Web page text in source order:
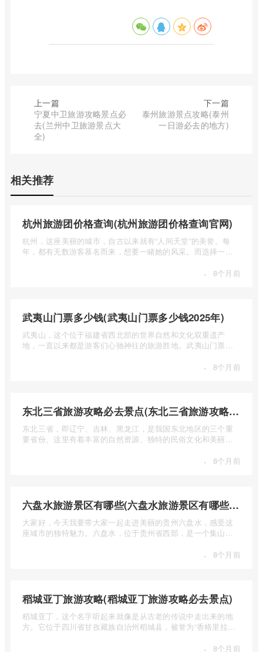
上一篇
宁夏中卫旅游攻略景点必
去(兰州中卫旅游景点大
全)
下一篇
泰州旅游景点攻略(泰州
一日游必去的地方)
相关推荐
杭州旅游团价格查询(杭州旅游团价格查询官网)
杭州，这座美丽的城市，自古以来就有“人间天堂”的美誉。每
年，都有无数游客慕名而来，想要一睹她的风采。而选择一个
· 8个月前
武夷山门票多少钱(武夷山门票多少钱2025年)
武夷山，这个位于福建省西北部的世界自然和文化双重遗产
地，一直以来都是游客们心驰神往的旅游胜地。武夷山门票多
· 8个月前
东北三省旅游攻略必去景点(东北三省旅游攻略必去景点视频介绍)
东北三省，即辽宁、吉林、黑龙江，是我国东北地区的三个重
要省份。这里有着丰富的自然资源、独特的民俗文化和美丽的
· 8个月前
六盘水旅游景区有哪些(六盘水旅游景区有哪些景点值得去)
大家好，今天我要带大家一起走进美丽的贵州六盘水，感受这
座城市的独特魅力。六盘水，位于贵州省西部，是一个集山水
· 8个月前
稻城亚丁旅游攻略(稻城亚丁旅游攻略必去景点)
稻城亚丁，这个名字听起来就像是从古老的传说中走出来的地
方。它位于四川省甘孜藏族自治州稻城县，被誉为“香格里拉的
· 8个月前